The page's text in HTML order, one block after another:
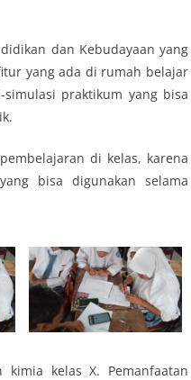
dan Kebudayaan yang
yang ada di rumah belajar
praktikum yang bisa
di kelas, karena
bisa digunakan selama
kelas X. Pemanfaatan